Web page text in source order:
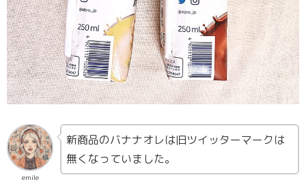
emile
新商品のバナナオレは旧ツイッターマークは
無くなっていました。